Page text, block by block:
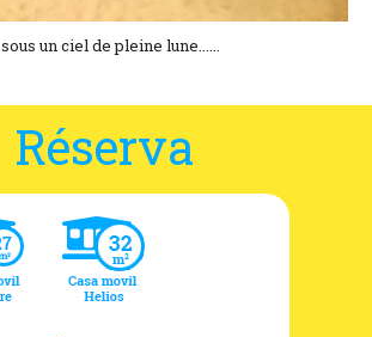
sous un ciel de pleine lune......
Réserva